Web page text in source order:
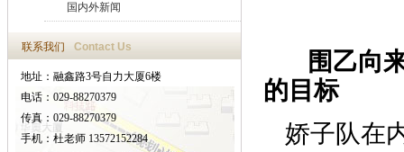
国内外新闻
联系我们 Contact Us
地址：融鑫路3号自力大厦6楼
电话：029-88270379
传真：029-88270379
手机：杜老师 13572152284
围乙向来
的目标
娇子队在